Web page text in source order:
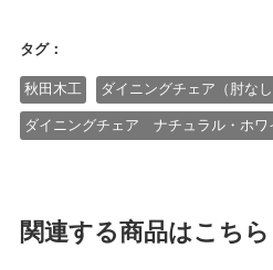
タグ：
秋田木工 ダイニングチェア（肘なし
ダイニングチェア ナチュラル・ホワ
関連する商品はこちら